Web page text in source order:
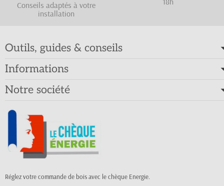
Conseils adaptés à votre
installation
Outils, guides & conseils
Informations
Notre société
Réglez votre commande de bois avec le chèque Energie.